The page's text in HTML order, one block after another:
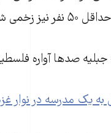
شده‌اند.
صد‌ها آواره
به یک مدرسه در نوار